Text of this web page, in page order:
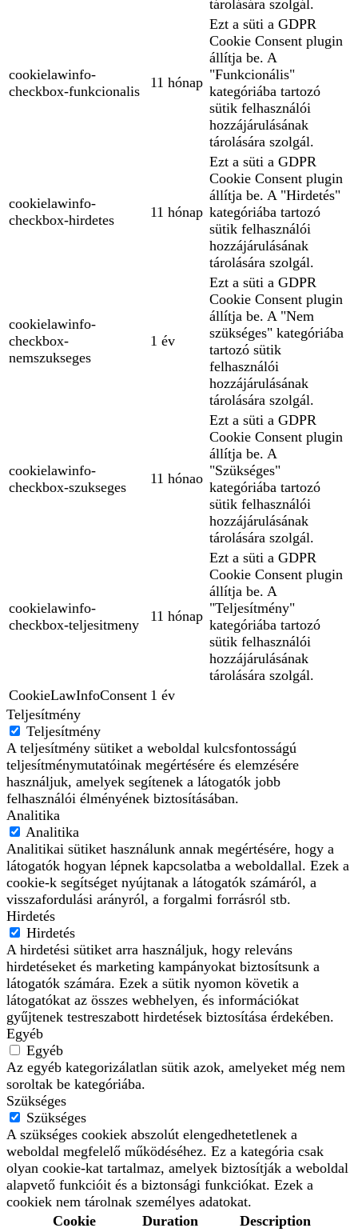
tárolására szolgál.
cookielawinfo-
checkbox-funkcionalis
11 hónap
Ezt a süti a GDPR
Cookie Consent plugin
állítja be. A
"Funkcionális"
kategóriába tartozó
sütik felhasználói
hozzájárulásának
tárolására szolgál.
cookielawinfo-
checkbox-hirdetes
11 hónap
Ezt a süti a GDPR
Cookie Consent plugin
állítja be. A "Hirdetés"
kategóriába tartozó
sütik felhasználói
hozzájárulásának
tárolására szolgál.
cookielawinfo-
checkbox-
nemszukseges
1 év
Ezt a süti a GDPR
Cookie Consent plugin
állítja be. A "Nem
szükséges" kategóriába
tartozó sütik
felhasználói
hozzájárulásának
tárolására szolgál.
cookielawinfo-
checkbox-szukseges
11 hónao
Ezt a süti a GDPR
Cookie Consent plugin
állítja be. A
"Szükséges"
kategóriába tartozó
sütik felhasználói
hozzájárulásának
tárolására szolgál.
cookielawinfo-
checkbox-teljesitmeny
11 hónap
Ezt a süti a GDPR
Cookie Consent plugin
állítja be. A
"Teljesítmény"
kategóriába tartozó
sütik felhasználói
hozzájárulásának
tárolására szolgál.
CookieLawInfoConsent 1 év
Teljesítmény
Teljesítmény
A teljesítmény sütiket a weboldal kulcsfontosságú
teljesítménymutatóinak megértésére és elemzésére
használjuk, amelyek segítenek a látogatók jobb
felhasználói élményének biztosításában.
Analitika
Analitika
Analitikai sütiket használunk annak megértésére, hogy a
látogatók hogyan lépnek kapcsolatba a weboldallal. Ezek a
cookie-k segítséget nyújtanak a látogatók számáról, a
visszafordulási arányról, a forgalmi forrásról stb.
Hirdetés
Hirdetés
A hirdetési sütiket arra használjuk, hogy releváns
hirdetéseket és marketing kampányokat biztosítsunk a
látogatók számára. Ezek a sütik nyomon követik a
látogatókat az összes webhelyen, és információkat
gyűjtenek testreszabott hirdetések biztosítása érdekében.
Egyéb
Egyéb
Az egyéb kategorizálatlan sütik azok, amelyeket még nem
soroltak be kategóriába.
Szükséges
Szükséges
A szükséges cookiek abszolút elengedhetetlenek a
weboldal megfelelő működéséhez. Ez a kategória csak
olyan cookie-kat tartalmaz, amelyek biztosítják a weboldal
alapvető funkcióit és a biztonsági funkciókat. Ezek a
cookiek nem tárolnak személyes adatokat.
Cookie
Duration Description